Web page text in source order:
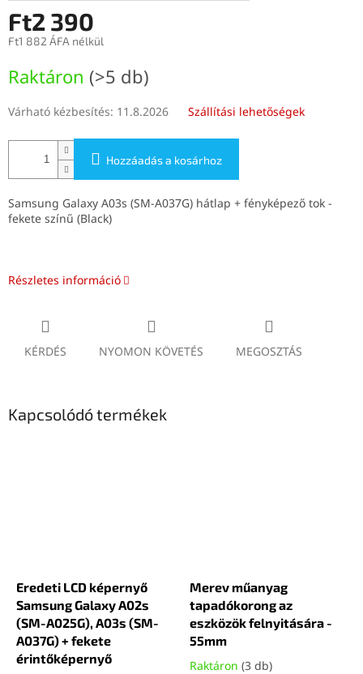
Ft2 390
Ft1 882 ÁFA nélkül
Raktáron (>5 db)
Várható kézbesítés: 11.8.2026 Szállítási lehetőségek
Hozzáadás a kosárhoz
Samsung Galaxy A03s (SM-A037G) hátlap + fényképező tok -
fekete színű (Black)
Részletes információ
KÉRDÉS NYOMON KÖVETÉS MEGOSZTÁS
Kapcsolódó termékek
Eredeti LCD képernyő
Samsung Galaxy A02s
(SM-A025G), A03s (SM-
A037G) + fekete
érintőképernyő
Merev műanyag
tapadókorong az
eszközök felnyitására -
55mm
Raktáron (3 db)